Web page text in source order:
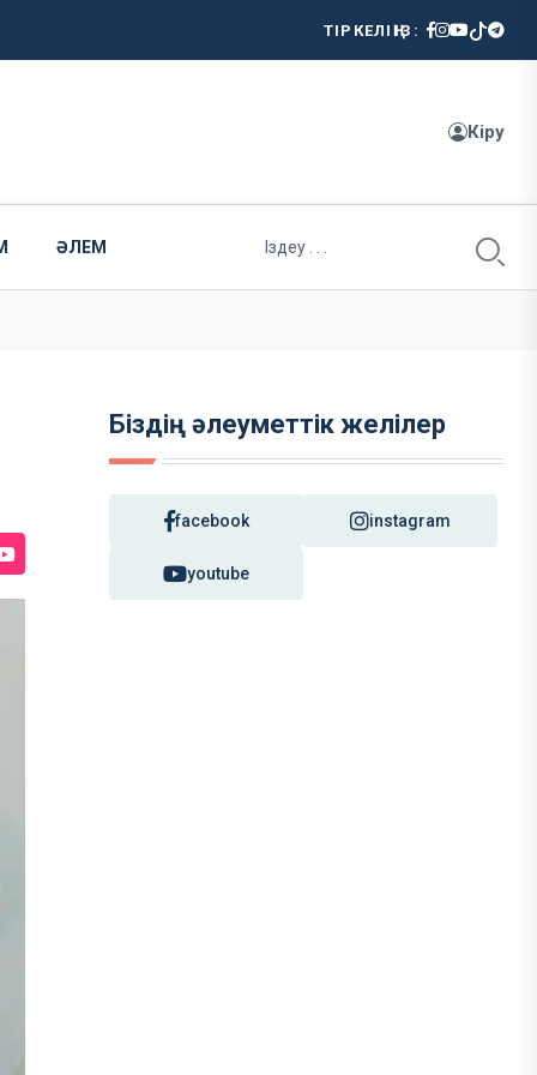
ТІРКЕЛІҢІЗ:
Кіру
ӘЛЕМ
Біздің әлеуметтік желілер
facebook instagram
youtube